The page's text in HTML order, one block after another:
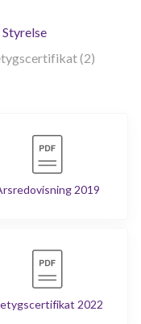
Styrelse
(2)
2019
2022